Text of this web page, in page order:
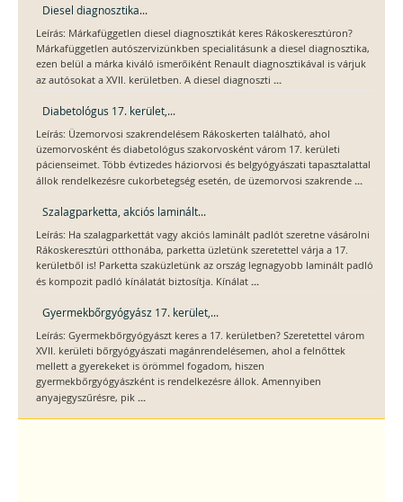
Diesel diagnosztika...
Leírás: Márkafüggetlen diesel diagnosztikát keres Rákoskeresztúron?
Márkafüggetlen autószervizünkben specialitásunk a diesel diagnosztika,
ezen belül a márka kiváló ismerőiként Renault diagnosztikával is várjuk
az autósokat a XVII. kerületben. A diesel diagnoszti ...
Diabetológus 17. kerület,...
Leírás: Üzemorvosi szakrendelésem Rákoskerten található, ahol
üzemorvosként és diabetológus szakorvosként várom 17. kerületi
pácienseimet. Több évtizedes háziorvosi és belgyógyászati tapasztalattal
állok rendelkezésre cukorbetegség esetén, de üzemorvosi szakrende ...
Szalagparketta, akciós laminált...
Leírás: Ha szalagparkettát vagy akciós laminált padlót szeretne vásárolni
Rákoskeresztúri otthonába, parketta üzletünk szeretettel várja a 17.
kerületből is! Parketta szaküzletünk az ország legnagyobb laminált padló
és kompozit padló kínálatát biztosítja. Kínálat ...
Gyermekbőrgyógyász 17. kerület,...
Leírás: Gyermekbőrgyógyászt keres a 17. kerületben? Szeretettel várom
XVII. kerületi bőrgyógyászati magánrendelésemen, ahol a felnőttek
mellett a gyerekeket is örömmel fogadom, hiszen
gyermekbőrgyógyászként is rendelkezésre állok. Amennyiben
anyajegyszűrésre, pik ...